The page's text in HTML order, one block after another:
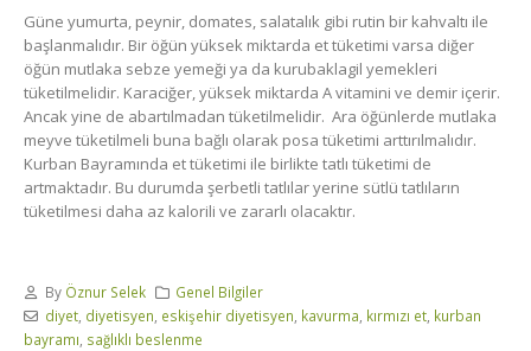
Güne yumurta, peynir, domates, salatalık gibi rutin bir kahvaltı ile
başlanmalıdır. Bir öğün yüksek miktarda et tüketimi varsa diğer
öğün mutlaka sebze yemeği ya da kurubaklagil yemekleri
tüketilmelidir. Karaciğer, yüksek miktarda A vitamini ve demir içerir.
Ancak yine de abartılmadan tüketilmelidir. Ara öğünlerde mutlaka
meyve tüketilmeli buna bağlı olarak posa tüketimi arttırılmalıdır.
Kurban Bayramında et tüketimi ile birlikte tatlı tüketimi de
artmaktadır. Bu durumda şerbetli tatlılar yerine sütlü tatlıların
tüketilmesi daha az kalorili ve zararlı olacaktır.
By Öznur Selek
Genel Bilgiler
diyet, diyetisyen eskişehir diyetisyen kavurma kırmızı et, kurban
bayramı sağlıklı beslenme